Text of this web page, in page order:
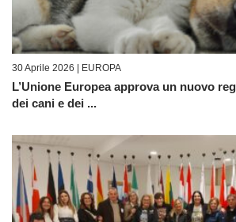
30 Aprile 2026 | EUROPA
L’Unione Europea approva un nuovo
dei cani e dei ...